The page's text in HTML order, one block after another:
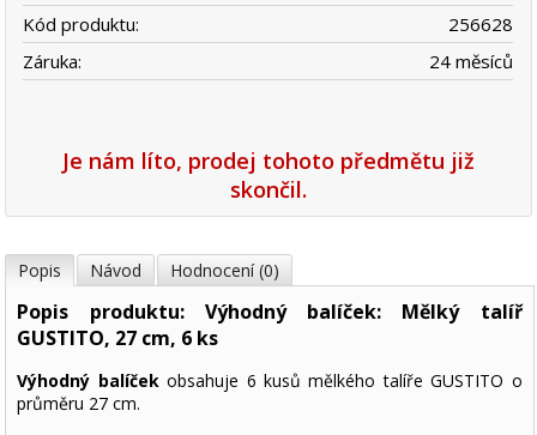
Kód produktu:
256628
Záruka:
24 měsíců
Je nám líto, prodej tohoto předmětu již
skončil.
Popis Návod Hodnocení (0)
Popis produktu: Výhodný balíček: Mělký talíř
GUSTITO, 27 cm, 6 ks
Výhodný balíčekobsahuje 6 kusů mělkého talíře GUSTITO o
průměru 27 cm.